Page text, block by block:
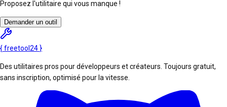
Proposez l'utilitaire qui vous manque !
Demander un outil
{freetool 24 }
Des utilitaires pros pour développeurs et créateurs. Toujours gratuit,
sans inscription, optimisé pour la vitesse.